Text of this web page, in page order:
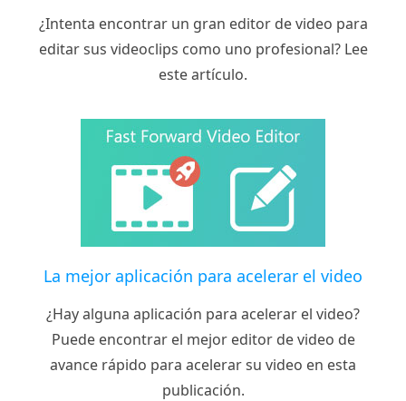
¿Intenta encontrar un gran editor de video para
editar sus videoclips como uno profesional? Lee
este artículo.
La mejor aplicación para acelerar el video
¿Hay alguna aplicación para acelerar el video?
Puede encontrar el mejor editor de video de
avance rápido para acelerar su video en esta
publicación.